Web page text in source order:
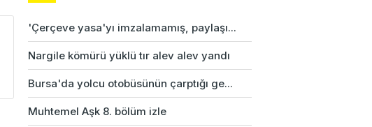
'Çerçeve yasa'yı imzalamamış, paylaşı...
Nargile kömürü yüklü tır alev alev yandı
Bursa'da yolcu otobüsünün çarptığı ge...
Muhtemel Aşk 8. bölüm izle